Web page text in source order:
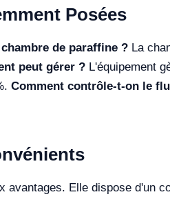
Posées
de paraffine ? La
peut gérer ? L'équipement
Comment contrôle-t-on le
avantages. Elle dispose d'un